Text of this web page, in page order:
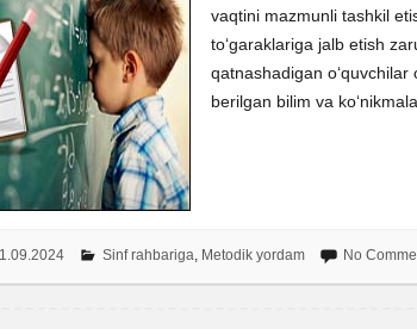
vaqtini mazmunli tashkil
to‘garaklariga jalb etish
qatnashadigan o‘quvchilar
berilgan bilim va
Sinf rahbariga, Metodik yordam No